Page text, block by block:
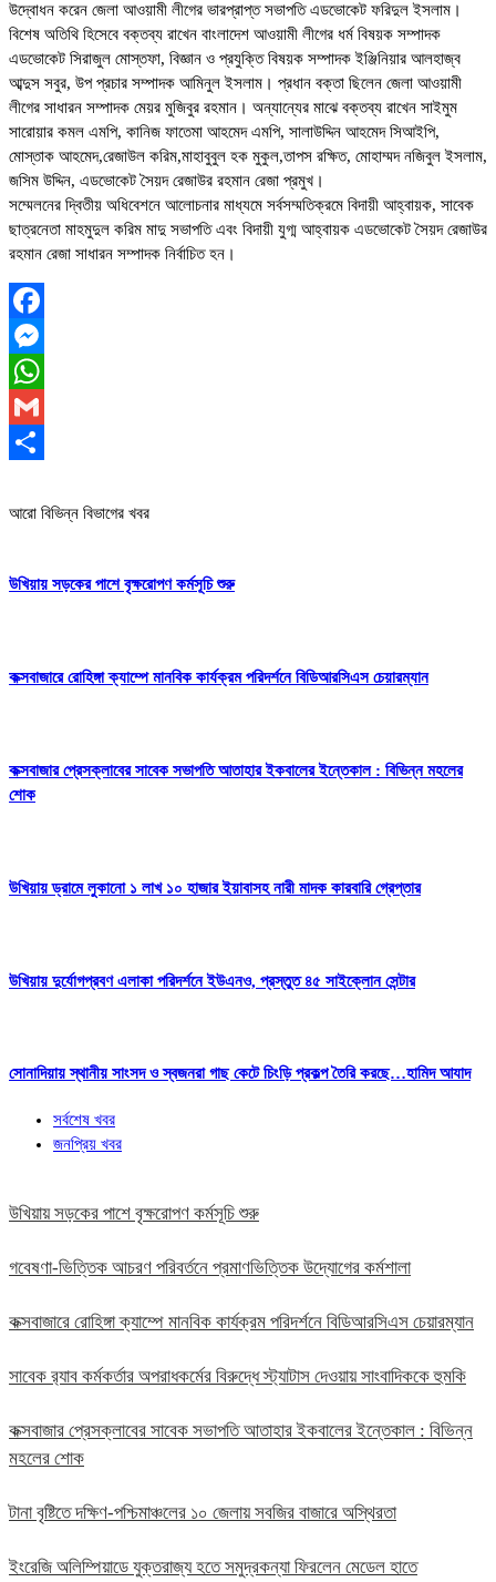
উদ্বোধন করেন জেলা আওয়ামী লীগের ভারপ্রাপ্ত সভাপতি এডভোকেট ফরিদুল ইসলাম।
বিশেষ অতিথি হিসেবে বক্তব্য রাখেন বাংলাদেশ আওয়ামী লীগের ধর্ম বিষয়ক সম্পাদক
এডভোকেট সিরাজুল মোস্তফা, বিজ্ঞান ও প্রযুক্তি বিষয়ক সম্পাদক ইঞ্জিনিয়ার আলহাজ্ব
আব্দুস সবুর, উপ প্রচার সম্পাদক আমিনুল ইসলাম। প্রধান বক্তা ছিলেন জেলা আওয়ামী
লীগের সাধারন সম্পাদক মেয়র মুজিবুর রহমান। অন্যান্যের মাঝে বক্তব্য রাখেন সাইমুম
সারোয়ার কমল এমপি, কানিজ ফাতেমা আহমেদ এমপি, সালাউদ্দিন আহমেদ সিআইপি,
মোস্তাক আহমেদ,রেজাউল করিম,মাহাবুবুল হক মুকুল,তাপস রক্ষিত, মোহাম্মদ নজিবুল ইসলাম,
জসিম উদ্দিন, এডভোকেট সৈয়দ রেজাউর রহমান রেজা প্রমুখ।
সম্মেলনের দ্বিতীয় অধিবেশনে আলোচনার মাধ্যমে সর্বসম্মতিক্রমে বিদায়ী আহ্বায়ক, সাবেক
ছাত্রনেতা মাহমুদুল করিম মাদু সভাপতি এবং বিদায়ী যুগ্ম আহ্বায়ক এডভোকেট সৈয়দ রেজাউর
রহমান রেজা সাধারন সম্পাদক নির্বাচিত হন।
Facebook
Messenger
WhatsApp
Gmail
আরো বিভিন্ন বিভাগের খবর
উখিয়ায় সড়কের পাশে বৃক্ষরোপণ কর্মসূচি শুরু
কক্সবাজারে রোহিঙ্গা ক্যাম্পে মানবিক কার্যক্রম পরিদর্শনে বিডিআরসিএস চেয়ারম্যান
কক্সবাজার প্রেসক্লাবের সাবেক সভাপতি আতাহার ইকবালের ইন্তেকাল : বিভিন্ন মহলের
শোক
উখিয়ায় ড্রামে লুকানো ১ লাখ ১০ হাজার ইয়াবাসহ নারী মাদক কারবারি গ্রেপ্তার
উখিয়ায় দুর্যোগপ্রবণ এলাকা পরিদর্শনে ইউএনও, প্রস্তুত ৪৫ সাইক্লোন সেন্টার
সোনাদিয়ায় স্থানীয় সাংসদ ও স্বজনরা গাছ কেটে চিংড়ি প্রকল্প তৈরি করছে…হামিদ আযাদ
সর্বশেষ খবর
জনপ্রিয় খবর
উখিয়ায় সড়কের পাশে বৃক্ষরোপণ কর্মসূচি শুরু
গবেষণা-ভিত্তিক আচরণ পরিবর্তনে প্রমাণভিত্তিক উদ্যোগের কর্মশালা
কক্সবাজারে রোহিঙ্গা ক্যাম্পে মানবিক কার্যক্রম পরিদর্শনে বিডিআরসিএস চেয়ারম্যান
সাবেক র‍্যাব কর্মকর্তার অপরাধকর্মের বিরুদ্ধে স্ট্যাটাস দেওয়ায় সাংবাদিককে হুমকি
কক্সবাজার প্রেসক্লাবের সাবেক সভাপতি আতাহার ইকবালের ইন্তেকাল : বিভিন্ন
মহলের শোক
টানা বৃষ্টিতে দক্ষিণ-পশ্চিমাঞ্চলের ১০ জেলায় সবজির বাজারে অস্থিরতা
ইংরেজি অলিম্পিয়াডে যুক্তরাজ্য হতে সমুদ্রকন্যা ফিরলেন মেডেল হাতে